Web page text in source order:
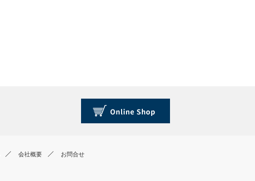
会社概要 お問合せ